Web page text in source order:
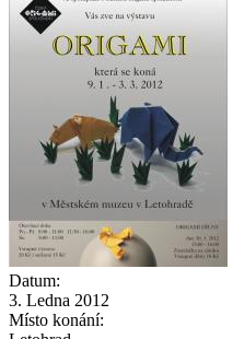
Datum:
3. Ledna 2012
Místo konání: